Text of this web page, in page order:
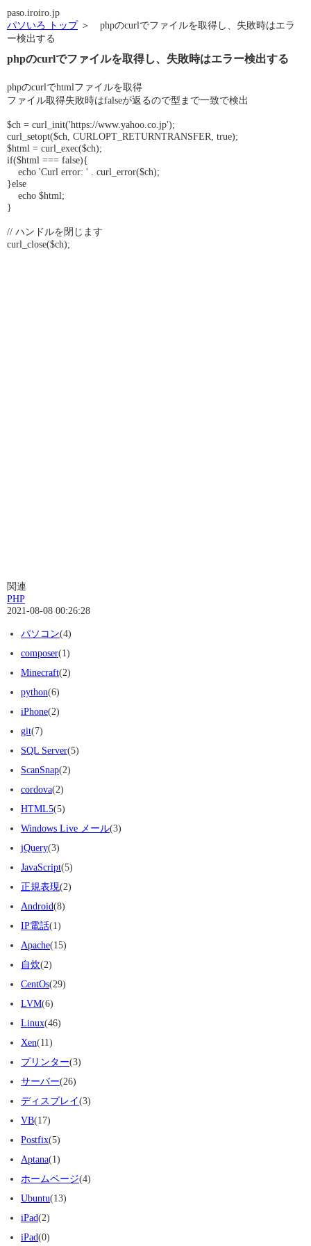
paso.iroiro.jp
パソいろ トップ＞ phpのcurlでファイルを取得し、失敗時はエラ
ー検出する
phpのcurlでファイルを取得し、失敗時はエラー検出する
phpのcurlでhtmlファイルを取得
ファイル取得失敗時はfalseが返るので型まで一致で検出
$ch = curl_init('https://www.yahoo.co.jp');
curl_setopt($ch, CURLOPT_RETURNTRANSFER, true);
$html = curl_exec($ch);
if($html === false){
echo 'Curl error: ' . curl_error($ch);
}else
echo $html;
}
// ハンドルを閉じます
curl_close($ch);
関連
PHP
2021-08-08 00:26:28
パソコン(4)
composer(1)
Minecraft(2)
python(6)
iPhone(2)
git(7)
SQL Server(5)
ScanSnap(2)
cordova(2)
HTML5(5)
Windows Live メール(3)
jQuery(3)
JavaScript(5)
正規表現(2)
Android(8)
IP電話(1)
Apache(15)
自炊(2)
CentOs(29)
LVM(6)
Linux(46)
Xen(11)
プリンター(3)
サーバー(26)
ディスプレイ(3)
VB(17)
Postfix(5)
Aptana(1)
ホームページ(4)
Ubuntu(13)
iPad(2)
iPad(0)